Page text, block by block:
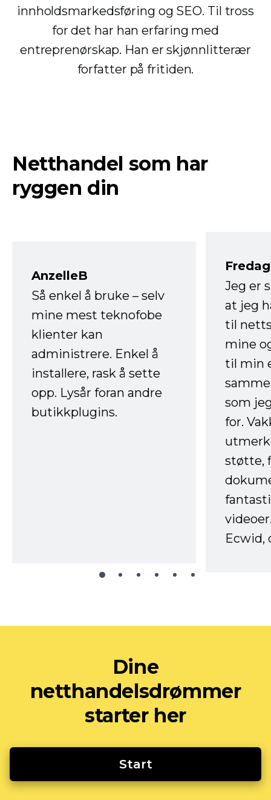
innholdsmarkedsføring og SEO. Til tross
for det har han erfaring med
entreprenørskap. Han er skjønnlitterær
forfatter på fritiden.
Netthandel som har
ryggen din
AnzelleB
Så enkel å bruke – selv
mine mest teknofobe
klienter kan
administrere. Enkel å
installere, rask å sette
opp. Lysår foran andre
butikkplugins.
Jeg er
at jeg
til
mine
til min
som
for.
støtte,
Ecwid,
Dine
netthandelsdrømmer
starter her
Start